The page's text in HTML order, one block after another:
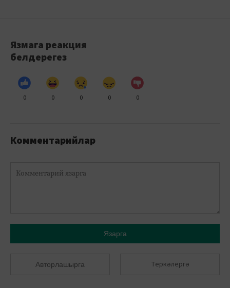
Язмага реакция
белдерегез
0 0 0 0 0
Комментарийлар
Язарга
Авторлашырга Теркәлергә